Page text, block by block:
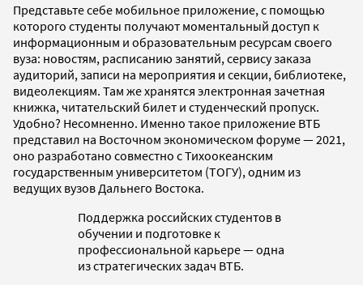
Представьте себе мобильное приложение, с помощью
которого студенты получают моментальный доступ к
информационным и образовательным ресурсам своего
вуза: новостям, расписанию занятий, сервису заказа
аудиторий, записи на мероприятия и секции, библиотеке,
видеолекциям. Там же хранятся электронная зачетная
книжка, читательский билет и студенческий пропуск.
Удобно? Несомненно. Именно такое приложение ВТБ
представил на Восточном экономическом форуме — 2021,
оно разработано совместно с Тихоокеанским
государственным университетом (ТОГУ), одним из
ведущих вузов Дальнего Востока.
Поддержка российских студентов в
обучении и подготовке к
профессиональной карьере — одна
из стратегических задач ВТБ.